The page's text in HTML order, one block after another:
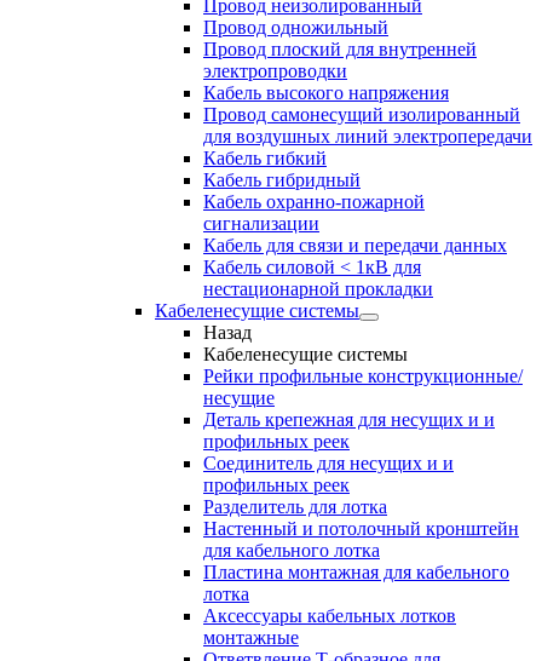
Провод неизолированный
Провод одножильный
Провод плоский для внутренней
электропроводки
Кабель высокого напряжения
Провод самонесущий изолированный
для воздушных линий электропередачи
Кабель гибкий
Кабель гибридный
Кабель охранно-пожарной
сигнализации
Кабель для связи и передачи данных
Кабель силовой < 1кВ для
нестационарной прокладки
Кабеленесущие системы
Назад
Кабеленесущие системы
Рейки профильные конструкционные/
несущие
Деталь крепежная для несущих и и
профильных реек
Соединитель для несущих и и
профильных реек
Разделитель для лотка
Настенный и потолочный кронштейн
для кабельного лотка
Пластина монтажная для кабельного
лотка
Аксессуары кабельных лотков
монтажные